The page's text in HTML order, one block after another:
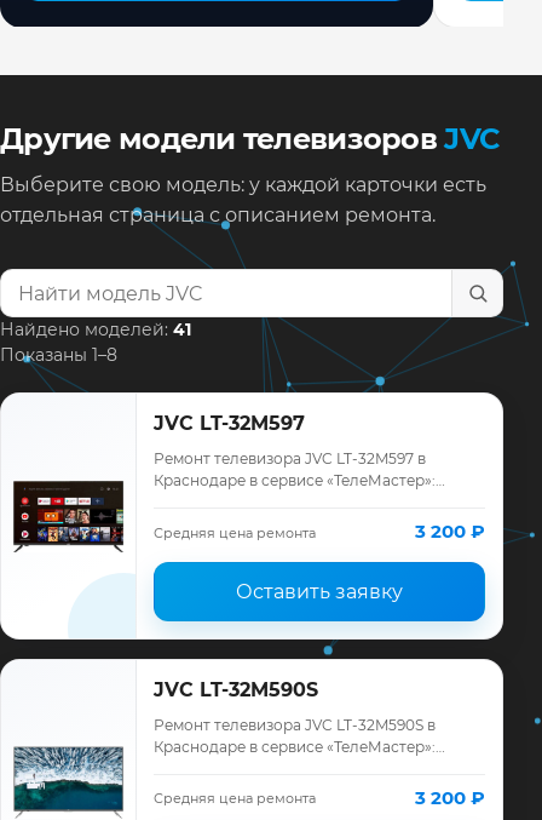
Другие модели телевизоровJVC
Выберите свою модель: у каждой карточки есть
отдельная страница с описанием ремонта.
Найти модель телевизора
Найдено моделей: 41
Показаны 1–8
JVC LT-32M597
Ремонт телевизора JVC LT-32M597 в
Краснодаре в сервисе «ТелеМастер»:
ремонта, запчасти и гарантия до 12
месяцев.
Средняя цена ремонта 3 200 ₽
Оставить заявку
JVC LT-32M590S
Ремонт телевизора JVC LT-32M590S в
Краснодаре в сервисе «ТелеМастер»:
ремонта, запчасти и гарантия до 12
Средняя цена ремонта 3 200 ₽